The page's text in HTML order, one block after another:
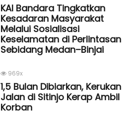
KAI Bandara Tingkatkan
Kesadaran Masyarakat
Melalui Sosialisasi
Keselamatan di Perlintasan
Sebidang Medan–Binjai
969x
1,5 Bulan Dibiarkan, Kerukan
Jalan di Sitinjo Kerap Ambil
Korban